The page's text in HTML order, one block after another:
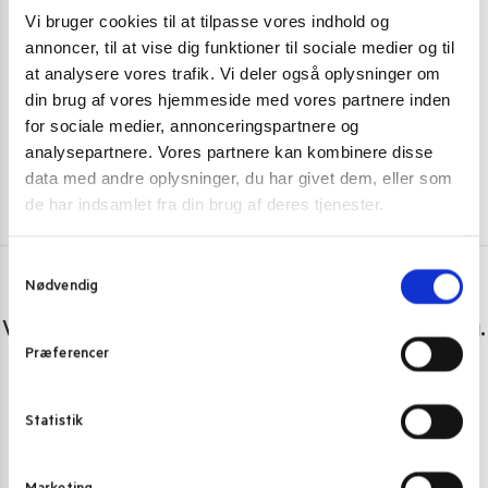
Vi bruger cookies til at tilpasse vores indhold og
annoncer, til at vise dig funktioner til sociale medier og til
at analysere vores trafik. Vi deler også oplysninger om
din brug af vores hjemmeside med vores partnere inden
for sociale medier, annonceringspartnere og
analysepartnere. Vores partnere kan kombinere disse
data med andre oplysninger, du har givet dem, eller som
de har indsamlet fra din brug af deres tjenester.
Nødvendig
Præferencer
Statistik
29,00 kr. 35,00
Har du spørgsmål eller brug for hjælp?
Vi er lige her. Kundeservice sidder klar til at hjælpe dig.